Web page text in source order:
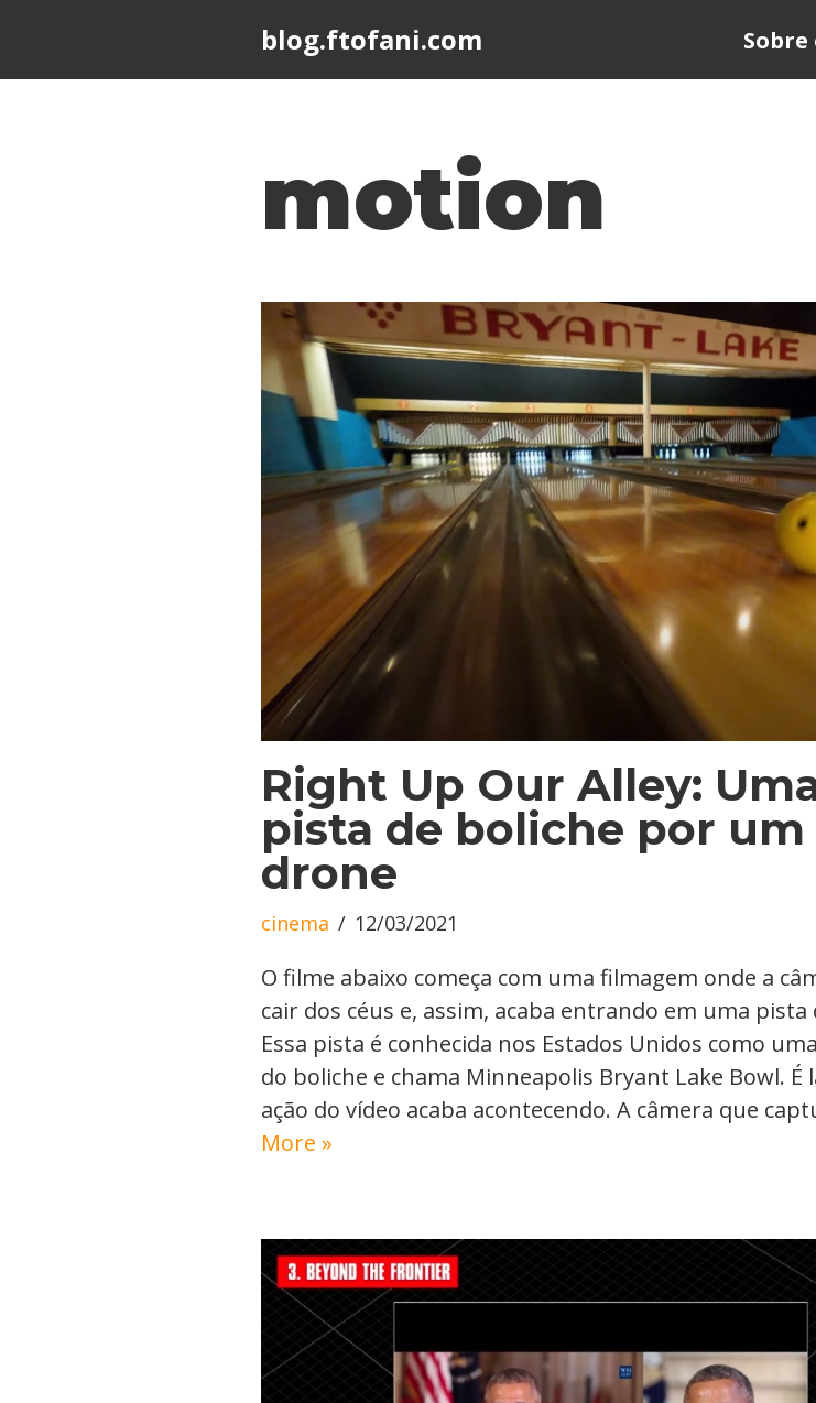
blog.ftofani.com
motion
Right Up Our Alley:
pista de boliche por um
drone
cinema 12/03/2021
O filme abaixo começa com uma filmagem onde a
cair dos céus e, assim, acaba entrando em uma pista
Essa pista é conhecida nos Estados Unidos como
do boliche e chama Minneapolis Bryant Lake Bowl. É
ação do vídeo acaba acontecendo. A câmera que
More »